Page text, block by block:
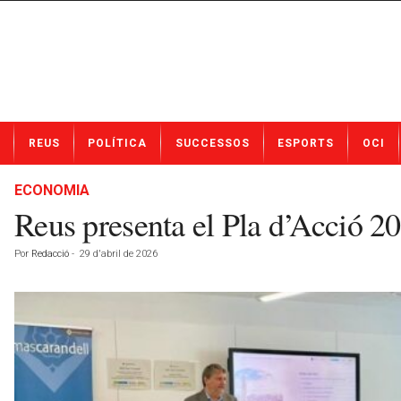
t
REUS POLÍTICA SUCCESSOS ESPORTS OCI
ECONOMIA
Reus presenta el Pla d’Acció
Por Redacció - 29 d'abril de 2026